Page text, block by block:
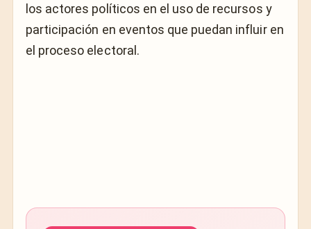
los actores políticos en el uso de recursos y
participación en eventos que puedan influir en
el proceso electoral.